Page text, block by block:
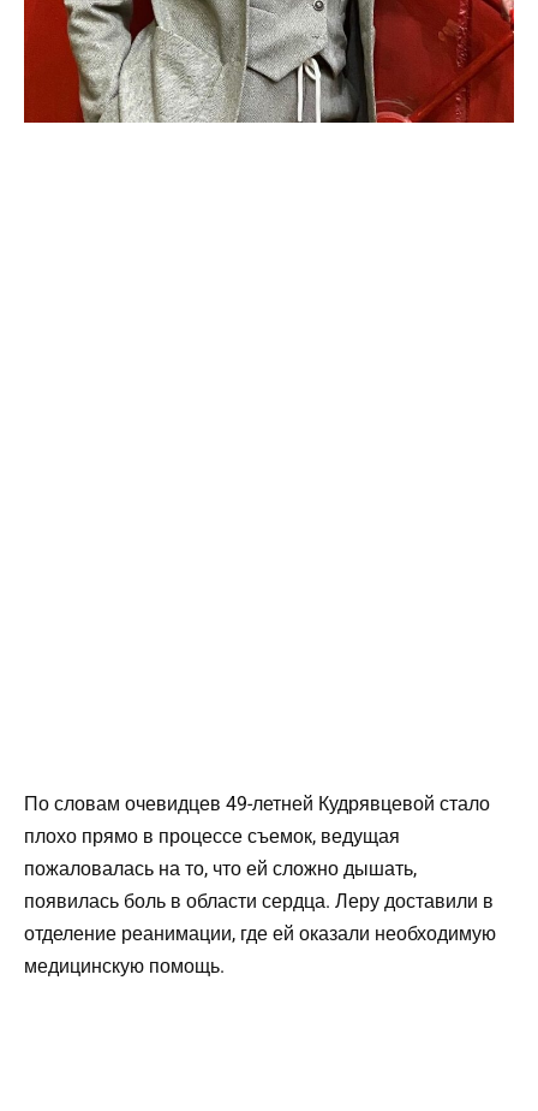
По словам очевидцев 49-летней Кудрявцевой стало
плохо прямо в процессе съемок, ведущая
пожаловалась на то, что ей сложно дышать,
появилась боль в области сердца. Леру доставили в
отделение реанимации, где ей оказали необходимую
медицинскую помощь.